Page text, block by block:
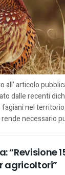
articolo
dalle recenti
nel territorio
necessario
“Revisione
agricoltori”